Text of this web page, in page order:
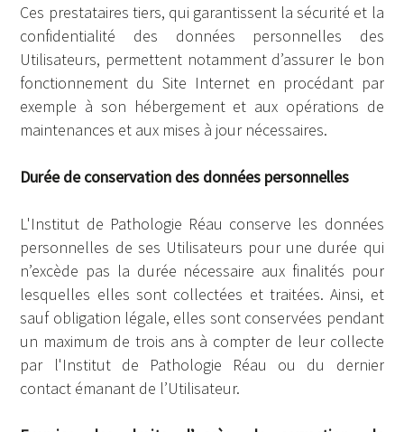
Ces prestataires tiers, qui garantissent la sécurité et la
confidentialité des données personnelles des
Utilisateurs, permettent notamment d’assurer le bon
fonctionnement du Site Internet en procédant par
exemple à son hébergement et aux opérations de
maintenances et aux mises à jour nécessaires.
Durée de conservation des données personnelles
L'Institut de Pathologie Réau conserve les données
personnelles de ses Utilisateurs pour une durée qui
n’excède pas la durée nécessaire aux finalités pour
lesquelles elles sont collectées et traitées. Ainsi, et
sauf obligation légale, elles sont conservées pendant
un maximum de trois ans à compter de leur collecte
par l'Institut de Pathologie Réau ou du dernier
contact émanant de l’Utilisateur.